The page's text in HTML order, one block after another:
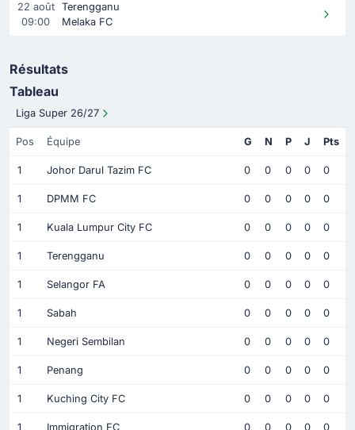
22 août
09:00
Terengganu
Melaka FC
Résultats
Tableau
Liga Super 26/27
Pos Équipe G N P J Pts
1 Johor Darul Tazim FC 0 0 0 0 0
1 DPMM FC 0 0 0 0 0
1 Kuala Lumpur City FC 0 0 0 0 0
1 Terengganu 0 0 0 0 0
1 Selangor FA 0 0 0 0 0
1 Sabah 0 0 0 0 0
1 Negeri Sembilan 0 0 0 0 0
1 Penang 0 0 0 0 0
1 Kuching City FC 0 0 0 0 0
1 Immigration FC 0 0 0 0 0